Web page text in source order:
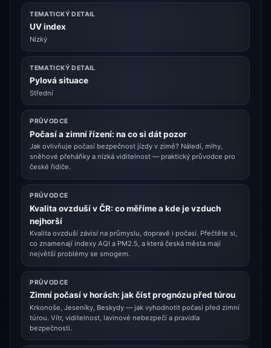
TEMATICKÝ DETAIL
UV index
Nízký
TEMATICKÝ DETAIL
Pylová situace
Střední
PRŮVODCE
Počasí a zimní řízení: na co si dát pozor
Jak ovlivňuje počasí bezpečnost jízdy v zimě? Náledí, mlhy,
sněhové přeháňky a nízká viditelnost — praktický průvodce pro
české řidiče.
PRŮVODCE
Kvalita ovzduší v ČR: co měříme a kde je vzduch
nejhorší
Kvalita ovzduší závisí na průmyslu, dopravě i počasí. Přečtěte si,
co znamenají indexy AQI a PM2.5, a která česká města mají
největší problémy se smogem.
PRŮVODCE
Zimní počasí v horách: jak číst prognózu před túrou
Krkonoše, Jeseníky, Beskydy — jak vyhodnotit počasí před zimní
túrou. Vítr, viditelnost, lavinové nebezpečí a pravidla
bezpečnosti.